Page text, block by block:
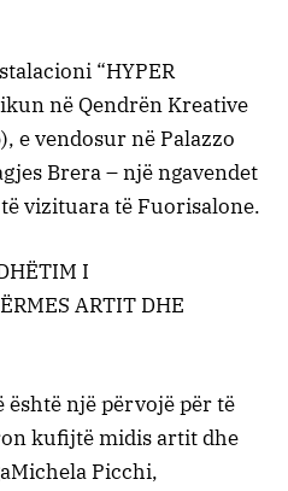
“HYPER
nëQendrën Kreative
), evendosurnë Palazzo
Brera–njëngavendet
tëvizituaratë Fuorisalone.
I
ARTIT DHE
ështënjëpërvojëpërtë
kufijtëmidisartitdhe
Michela Picchi,